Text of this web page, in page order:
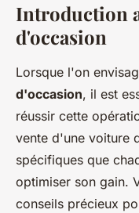
Introduction
d'occasion
Lorsque l'on
d'occasion, il est
réussir cette
vente d'une voiture
spécifiques que
optimiser son gain.
conseils précieux